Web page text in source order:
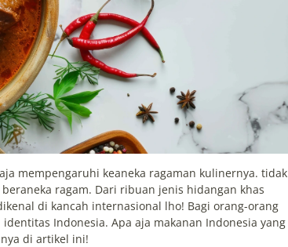
mempengaruhi keaneka ragaman kulinernya. tidak
ragam. Dari ribuan jenis hidangan khas
di kancah internasional lho! Bagi orang-orang
Indonesia. Apa aja makanan Indonesia yang
di artikel ini!